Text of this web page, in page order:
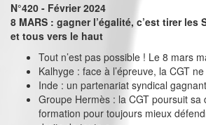
N°420 - Février 2024
8 MARS : gagner l’égalité, c’est tirer les
et tous vers le haut
Tout n’est pas possible ! Le 8 mars
Kalhyge : face à l’épreuve, la CGT
Inde : un partenariat syndical
Groupe Hermès : la CGT poursuit sa
formation pour toujours mieux